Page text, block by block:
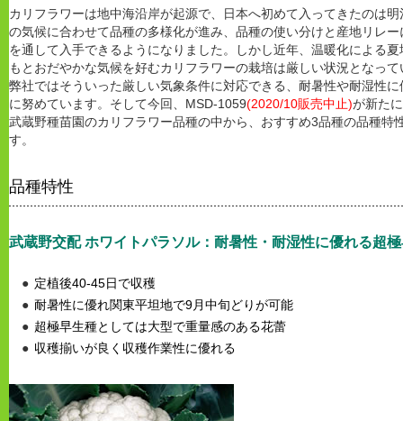
カリフラワーは地中海沿岸が起源で、日本へ初めて入ってきたのは
の気候に合わせて品種の多様化が進み、品種の使い分けと産地リレ
を通して入手できるようになりました。しかし近年、温暖化による
もとおだやかな気候を好むカリフラワーの栽培は厳しい状況となって
弊社ではそういった厳しい気象条件に対応できる、耐暑性や耐湿性
に努めています。そして今回、MSD-1059(2020/10販売中止)が新た
武蔵野種苗園のカリフラワー品種の中から、おすすめ3品種の品種特
す。
品種特性
武蔵野交配ホワイトパラソル：耐暑性・耐湿性に優れる超
定植後40-45日で収穫
耐暑性に優れ関東平坦地で9月中旬どりが可能
超極早生種としては大型で重量感のある花蕾
収穫揃いが良く収穫作業性に優れる